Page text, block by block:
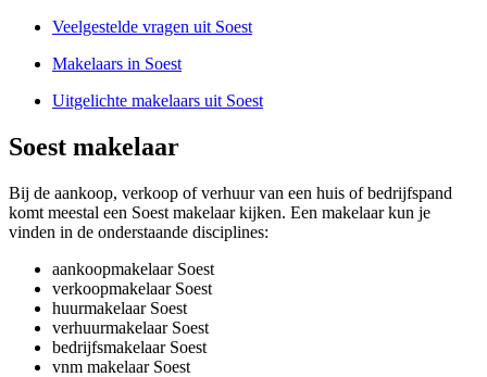
Veelgestelde vragen uit Soest
Makelaars in Soest
Uitgelichte makelaars uit Soest
Soest makelaar
Bij de aankoop, verkoop of verhuur van een huis of bedrijfspand
komt meestal een Soest makelaar kijken. Een makelaar kun je
vinden in de onderstaande disciplines:
aankoopmakelaar Soest
verkoopmakelaar Soest
huurmakelaar Soest
verhuurmakelaar Soest
bedrijfsmakelaar Soest
vnm makelaar Soest